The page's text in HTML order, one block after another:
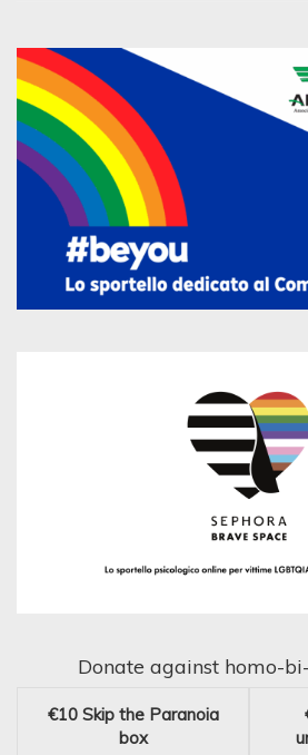
Donate against homo-
€10 Skip the Paranoia
box